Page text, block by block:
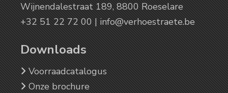
Wijnendalestraat 189, 8800 Roeselare
+32 51 22 72 00 |info@verhoestraete.be
Downloads
Voorraadcatalogus
Onze brochure